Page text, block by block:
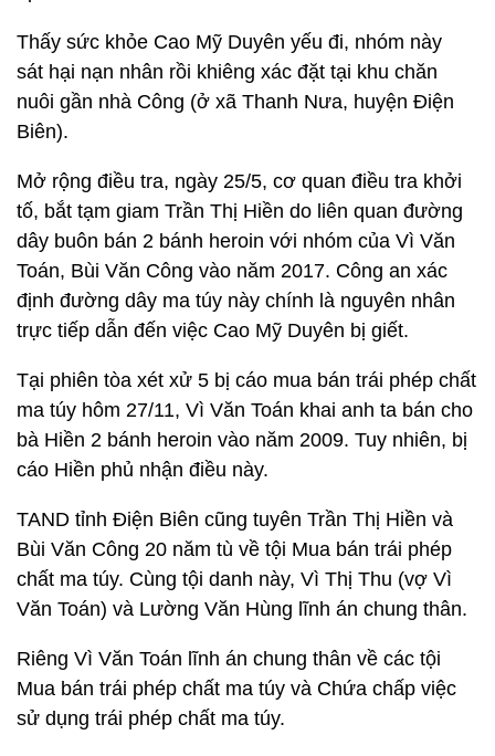
Thấy sức khỏe Cao Mỹ Duyên yếu đi, nhóm này
sát hại nạn nhân rồi khiêng xác đặt tại khu chăn
nuôi gần nhà Công (ở xã Thanh Nưa, huyện Điện
Biên).
Mở rộng điều tra, ngày 25/5, cơ quan điều tra khởi
tố, bắt tạm giam Trần Thị Hiền do liên quan đường
dây buôn bán 2 bánh heroin với nhóm của Vì Văn
Toán, Bùi Văn Công vào năm 2017. Công an xác
định đường dây ma túy này chính là nguyên nhân
trực tiếp dẫn đến việc Cao Mỹ Duyên bị giết.
Tại phiên tòa xét xử 5 bị cáo mua bán trái phép chất
ma túy hôm 27/11, Vì Văn Toán khai anh ta bán cho
bà Hiền 2 bánh heroin vào năm 2009. Tuy nhiên, bị
cáo Hiền phủ nhận điều này.
TAND tỉnh Điện Biên cũng tuyên Trần Thị Hiền và
Bùi Văn Công 20 năm tù về tội Mua bán trái phép
chất ma túy. Cùng tội danh này, Vì Thị Thu (vợ Vì
Văn Toán) và Lường Văn Hùng lĩnh án chung thân.
Riêng Vì Văn Toán lĩnh án chung thân về các tội
Mua bán trái phép chất ma túy và Chứa chấp việc
sử dụng trái phép chất ma túy.